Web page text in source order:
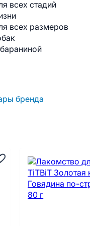
всех стадий
всех размеров
бренда